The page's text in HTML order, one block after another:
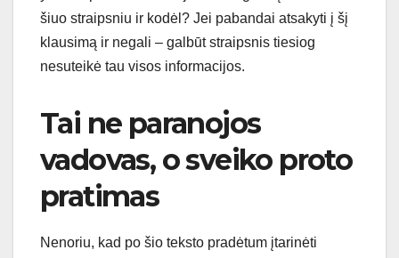
šiuo straipsniu ir kodėl? Jei pabandai atsakyti į šį
klausimą ir negali – galbūt straipsnis tiesiog
nesuteikė tau visos informacijos.
Tai ne paranojos
vadovas, o sveiko proto
pratimas
Nenoriu, kad po šio teksto pradėtum įtarinėti